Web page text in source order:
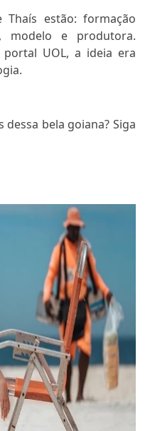
estão: formação
modelo e produtora.
UOL, a ideia era
bela goiana? Siga